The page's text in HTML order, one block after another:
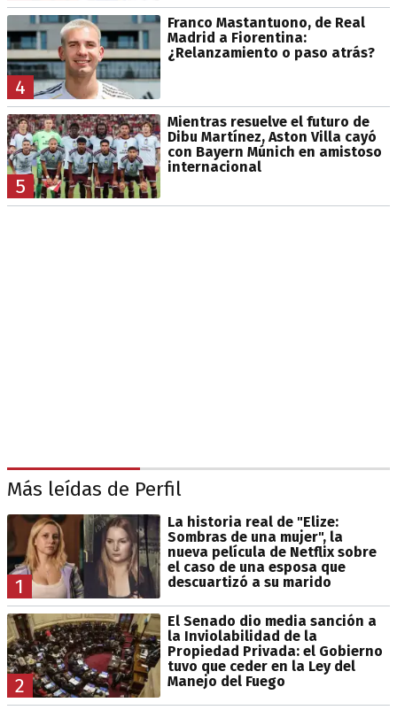
4
Franco Mastantuono, de Real
Madrid a Fiorentina:
¿Relanzamiento o paso atrás?
5
Mientras resuelve el futuro de
Dibu Martínez, Aston Villa cayó
con Bayern Múnich en amistoso
internacional
Más leídas de Perfil
1
La historia real de "Elize:
Sombras de una mujer", la
nueva película de Netflix sobre
el caso de una esposa que
descuartizó a su marido
2
El Senado dio media sanción a
la Inviolabilidad de la
Propiedad Privada: el Gobierno
tuvo que ceder en la Ley del
Manejo del Fuego